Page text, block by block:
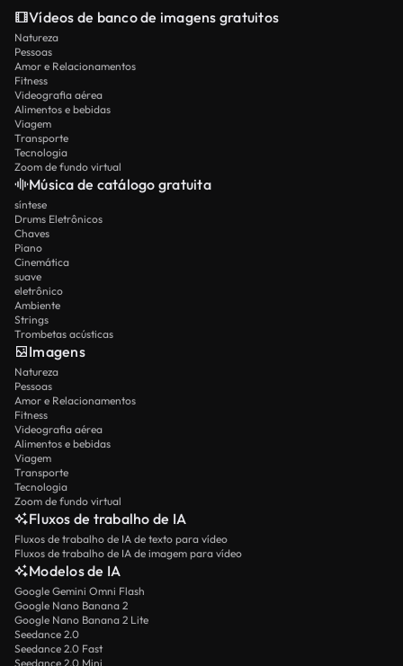
Vídeos de banco de imagens gratuitos
Natureza
Pessoas
Amor e Relacionamentos
Fitness
Videografia aérea
Alimentos e bebidas
Viagem
Transporte
Tecnologia
Zoom de fundo virtual
Música de catálogo gratuita
síntese
Drums Eletrônicos
Chaves
Piano
Cinemática
suave
eletrônico
Ambiente
Strings
Trombetas acústicas
Imagens
Natureza
Pessoas
Amor e Relacionamentos
Fitness
Videografia aérea
Alimentos e bebidas
Viagem
Transporte
Tecnologia
Zoom de fundo virtual
Fluxos de trabalho de IA
Fluxos de trabalho de IA de texto para vídeo
Fluxos de trabalho de IA de imagem para vídeo
Modelos de IA
Google Gemini Omni Flash
Google Nano Banana 2
Google Nano Banana 2 Lite
Seedance 2.0
Seedance 2.0 Fast
Seedance 2.0 Mini